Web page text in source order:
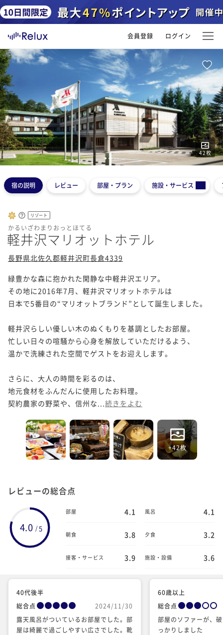
会員登録 ログイン
42枚
12 345
宿の説明 レビュー 部屋・プラン 施設・サービス
リゾート
かるいざわまりおっとほてる
軽井沢マリオットホテル
長野県北佐久郡軽井沢町長倉4339
緑豊かな森に抱かれた閑静な中軽井沢エリア。
その地に2016年7月、軽井沢マリオットホテルは
日本で5番目の“マリオットブランド”として誕生しました。
軽井沢らしい優しい木のぬくもりを基調としたお部屋。
忙しい日々の喧騒から心身を解放していただけるよう、
温かで洗練された空間でゲストをお迎えします。
さらに、大人の時間を彩るのは、
地元食材をふんだんに使用したお料理。
契約農家の野菜や、信州な... 続きをよむ
+42枚
レビューの総合点
4.0 /5
部屋 4.1 風呂 4.1
朝食 3.8 夕食 3.2
接客・サービス 3.9 施設・設備 3.6
40代後半
総合点
2024/11/30
露天風呂がついているお部屋でした。部
屋は綺麗で過ごしやすい広さでした。靴
60歳以上
総合点
部屋のソファーが、
っかりしました